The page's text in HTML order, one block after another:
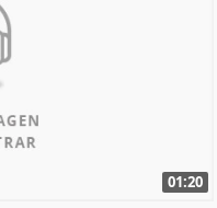
01:20